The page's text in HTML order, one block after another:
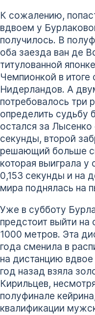
К сожалению,
вдвоем у
получилось. В
оба заезда ван де
титулованной
Чемпионкой в итоге
Нидерландов. А
потребовалось три
определить судьбу
остался за
секунды, второй
решающий больше
которая выиграла у
0,153 секунды и на
мира поднялась на
Уже в субботу
предстоит выйти на
1000 метров. Эта
года сменила в
на дистанцию
год назад взяла
Кирильцев,
полуфинале
квалификации